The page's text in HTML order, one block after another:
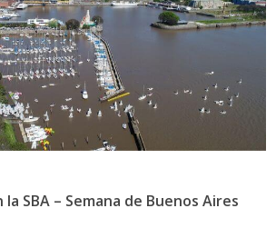
la SBA – Semana de Buenos Aires